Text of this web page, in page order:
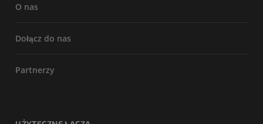
O nas
Dołącz do nas
Partnerzy